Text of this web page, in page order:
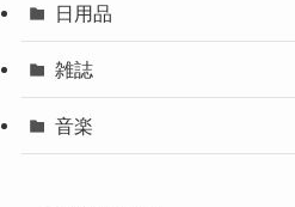
日用品
雑誌
音楽